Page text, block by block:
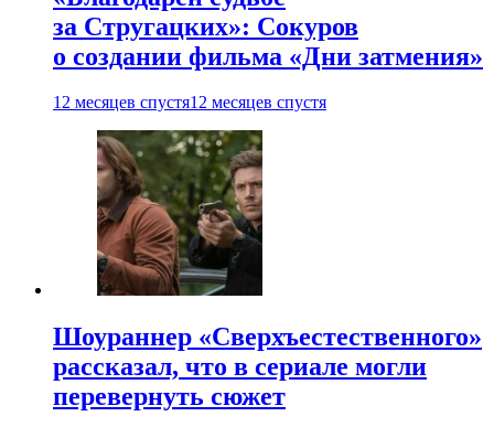
за Стругацких»: Сокуров
о создании фильма «Дни затмения»
12 месяцев спустя12 месяцев спустя
Шоураннер «Сверхъестественного»
рассказал, что в сериале могли
перевернуть сюжет